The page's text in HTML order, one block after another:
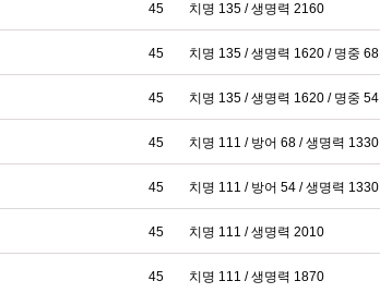
45 치명 135 / 생명력 2160
45 치명 135 / 생명력 1620 / 명중 68
45 치명 135 / 생명력 1620 / 명중 54
45 치명 111 / 방어 68 / 생명력 1330
45 치명 111 / 방어 54 / 생명력 1330
45 치명 111 / 생명력 2010
45 치명 111 / 생명력 1870